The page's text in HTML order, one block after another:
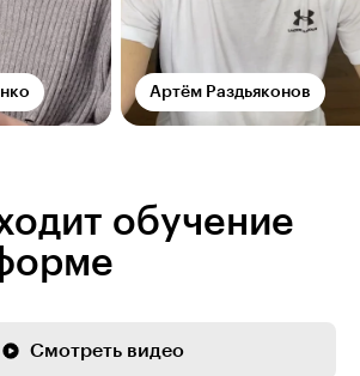
Артём Раздьяконов
обучение
Смотреть видео